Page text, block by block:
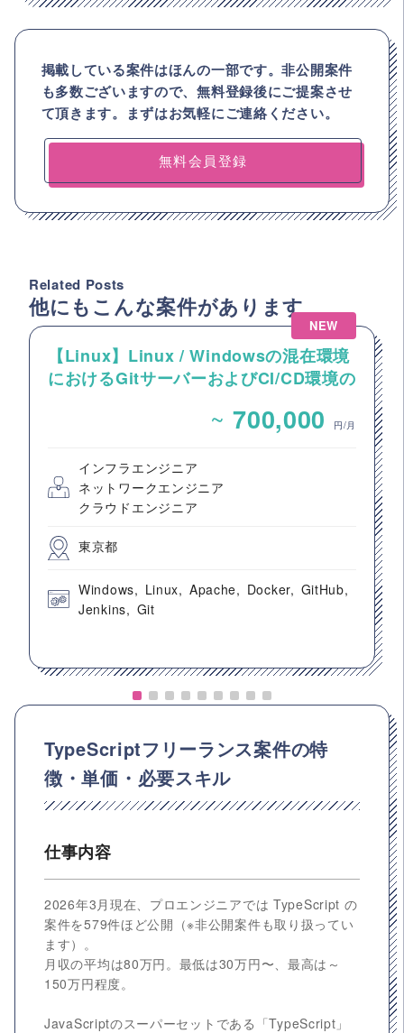
掲載している案件はほんの一部です。非公開案件
も多数ございますので、無料登録後にご提案させ
て頂きます。まずはお気軽にご連絡ください。
無料会員登録
Related Posts
他にもこんな案件があります
NEW
【Linux】Linux / Windowsの混在環境
におけるGitサーバーおよびCI/CD環境の
~ 700,000 円/月
インフラエンジニア
ネットワークエンジニア
クラウドエンジニア
東京都
Windows Linux Apache Docker
GitHub
Jenkins
Git
TypeScriptフリーランス案件の特
徴・単価・必要スキル
仕事内容
2026年3月現在、プロエンジニアでは TypeScript の
案件を579件ほど公開（※非公開案件も取り扱ってい
ます）。
月収の平均は80万円。最低は30万円〜、最高は～
150万円程度。
JavaScriptのスーパーセットである「TypeScript」